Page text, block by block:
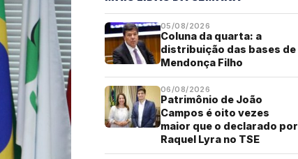
05/08/2026
Coluna da quarta: a
distribuição das bases de
Mendonça Filho
06/08/2026
Patrimônio de João
Campos é oito vezes
maior que o declarado por
Raquel Lyra no TSE